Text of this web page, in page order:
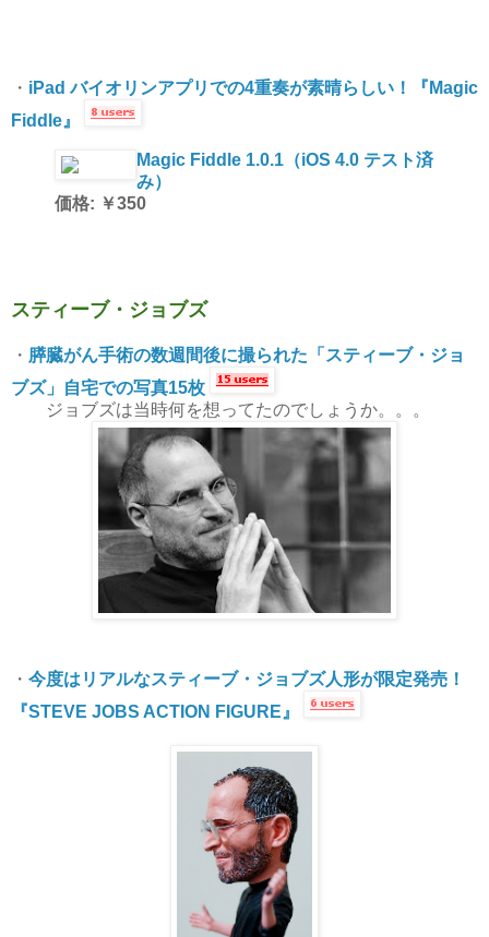
・ iPad バイオリンアプリでの4重奏が素晴らしい！『Magic
Fiddle』
Magic Fiddle 1.0.1（iOS 4.0 テスト済
み）
価格: ￥350
スティーブ・ジョブズ
・ 膵臓がん手術の数週間後に撮られた「スティーブ・ジョ
ブズ」自宅での写真15枚
ジョブズは当時何を想ってたのでしょうか。。。
・ 今度はリアルなスティーブ・ジョブズ人形が限定発売！
『STEVE JOBS ACTION FIGURE』